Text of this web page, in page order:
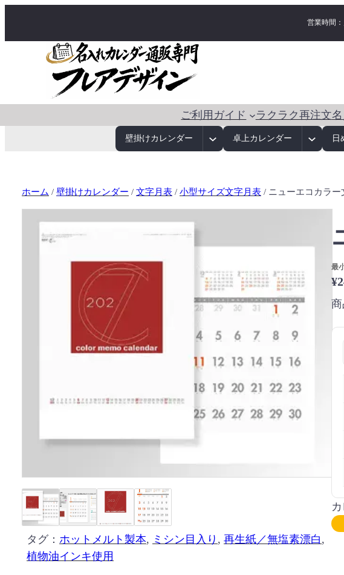
営業時間
ご利用ガイド ラクラク再注文
壁掛けカレンダー 卓上カレンダー 日
ホーム / 壁掛けカレンダー / 文字月表 / 小型サイズ文字月表 / ニューエコカラー
タグ： ホットメルト製本, ミシン目入り , 再生紙／無塩素漂白
植物油インキ使用
最
商